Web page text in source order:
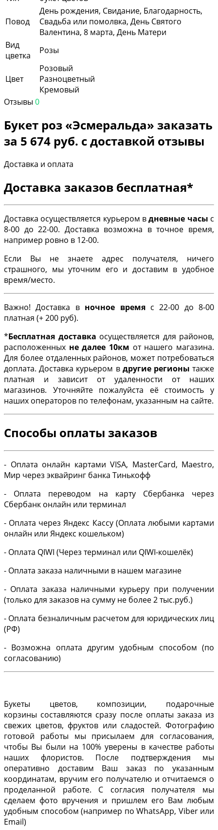
Повод
День рождения, Свидание, Благодарность,
Свадьба или помолвка, День Святого
Валентина, 8 марта, День Матери
Вид
цветка
Розы
Цвет
Розовый
Разноцветный
Кремовый
Отзывы 0
Букет роз «Эсмеральда» заказать
за 5 674 руб. с доставкой отзывы
Доставка и оплата
Доставка заказов бесплатная*
Доставка осуществляется курьером вдневные часы с
8-00 до 22-00. Доставка возможна в точное время,
например ровно в 12-00.
Если Вы не знаете адрес получателя, ничего
страшного, мы уточним его и доставим в удобное
время/место.
Важно! Доставка в ночное времяс 22-00 до 8-00
платная (+ 200 руб).
*Бесплатная доставка осуществляется для районов,
расположенных не далее 10км от нашего магазина.
Для более отдаленных районов, может потребоваться
доплата. Доставка курьером в другие регионы также
платная и зависит от удаленности от наших
магазинов. Уточняйте пожалуйста её стоимость у
наших операторов по телефонам, указанным на сайте.
Способы оплаты заказов
- Оплата онлайн картами VISA, MasterCard, Maestro,
Мир через эквайринг банка Тинькофф
- Оплата переводом на карту Сбербанка через
Сбербанк онлайн или терминал
- Оплата через Яндекс Кассу (Оплата любыми картами
онлайн или Яндекс кошельком)
- Оплата QIWI (Через терминал или QIWI-кошелёк)
- Оплата заказа наличными в нашем магазине
- Оплата заказа наличными курьеру при получении
(только для заказов на сумму не более 2 тыс.руб.)
- Оплата безналичным расчетом для юридических лиц
(РФ)
- Возможна оплата другим удобным способом (по
согласованию)
Букеты цветов, композиции, подарочные
корзины составляются сразу после оплаты заказа из
свежих цветов, фруктов или сладостей. Фотографию
готовой работы мы присылаем для согласования,
чтобы Вы были на 100% уверены в качестве работы
наших флористов. После подтверждения мы
оперативно доставим Ваш заказ по указанным
координатам, вручим его получателю и отчитаемся о
проделанной работе. С согласия получателя мы
сделаем фото вручения и пришлем его Вам любым
удобным способом (например по WhatsApp, Viber или
Email)